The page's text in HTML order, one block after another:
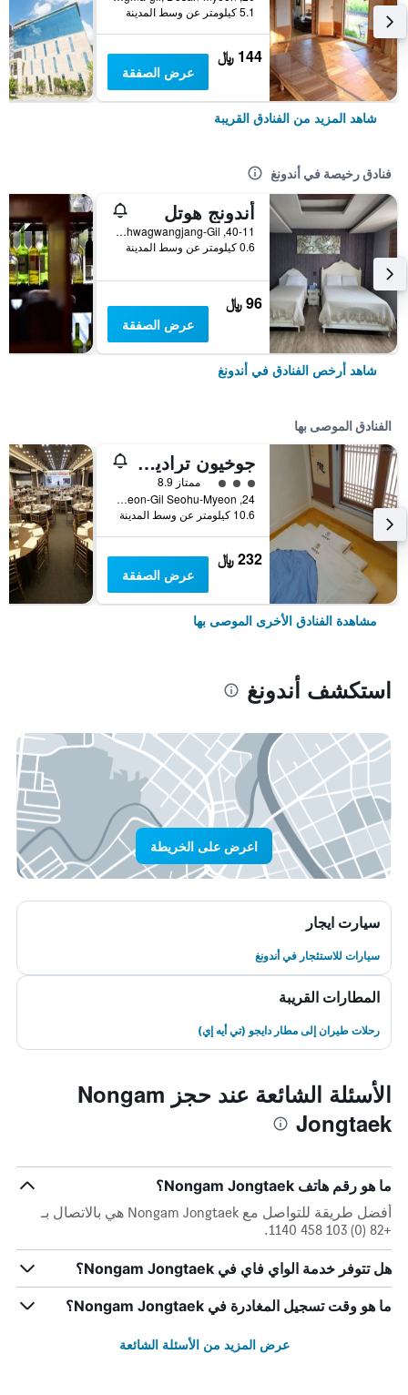
5.1 كيلومتر عن وسط المدينة
144 ﷼
عرض الصفقة
شاهد المزيد من الفنادق القريبة
فنادق رخيصة في أندونغ
أندونج هوتل
40-11, Munhwagwangjang-Gil, أندونغ, كوريا الجنوبية
0.6 كيلومتر عن وسط المدينة
96 ﷼
عرض الصفقة
شاهد أرخص الفنادق في أندونغ
الفنادق الموصى بها
جوخيون تراديشنال هاوس
تقييم فئة 3ممتاز 8.9
24, Taejangjukheon-Gil Seohu-Myeon, أندونغ, كوريا الجنوبية
10.6 كيلومتر عن وسط المدينة
232 ﷼
عرض الصفقة
مشاهدة الفنادق الأخرى الموصى بها
استكشف أندونغ
اعرض على الخريطة
سيارت ايجار
سيارات للاستئجار في أندونغ
المطارات القريبة
رحلات طيران إلى مطار دايجو (تي أيه إي)
الأسئلة الشائعة عند حجز Nongam
Jongtaek
ما هو رقم هاتف Nongam Jongtaek؟
أفضل طريقة للتواصل مع Nongam Jongtaek هي بالاتصال بـ
+82 (0) 103 458 1140.
هل تتوفر خدمة الواي فاي في Nongam Jongtaek؟
ما هو وقت تسجيل المغادرة في Nongam Jongtaek؟
عرض المزيد من الأسئلة الشائعة